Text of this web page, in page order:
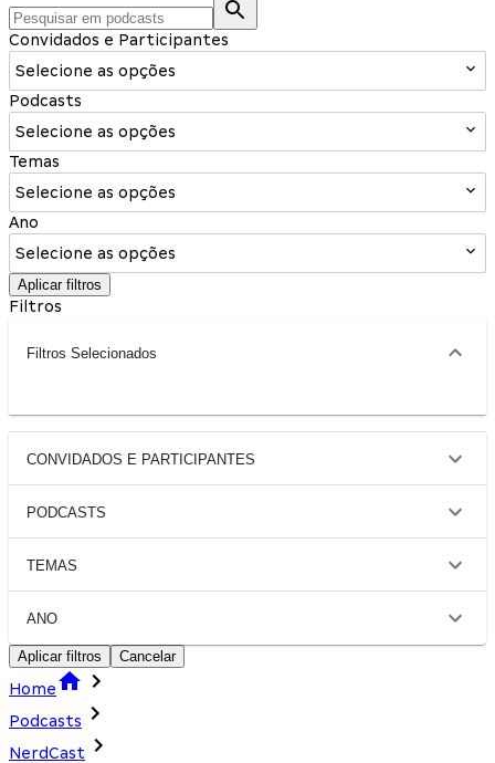
Convidados e Participantes
Selecione as opções
Podcasts
Selecione as opções
Temas
Selecione as opções
Ano
Selecione as opções
Aplicar filtros
Filtros
Filtros Selecionados
CONVIDADOS E PARTICIPANTES
PODCASTS
TEMAS
ANO
Aplicar filtros Cancelar
Home
Podcasts
NerdCast